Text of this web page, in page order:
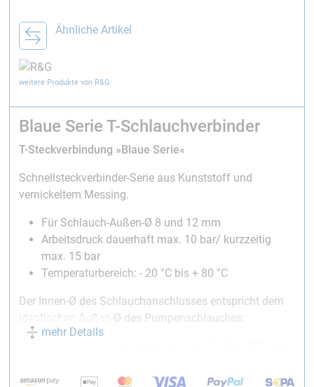
Ähnliche Artikel
weitere Produkte von R&G
Blaue Serie T-Schlauchverbinder
T-Steckverbindung »Blaue Serie«
Schnellsteckverbinder-Serie aus Kunststoff und
vernickeltem Messing.
Für Schlauch-Außen-Ø 8 und 12 mm
Arbeitsdruck dauerhaft max. 10 bar/ kurzzeitig
max. 15 bar
Temperaturbereich: - 20 °C bis + 80 °C
Der Innen-Ø des Schlauchanschlusses entspricht dem
identischen Außen-Ø des Pumpenschlauches:
Passend für den Teflon Pumpenschlauch mit Außen-Ø
mehr Details